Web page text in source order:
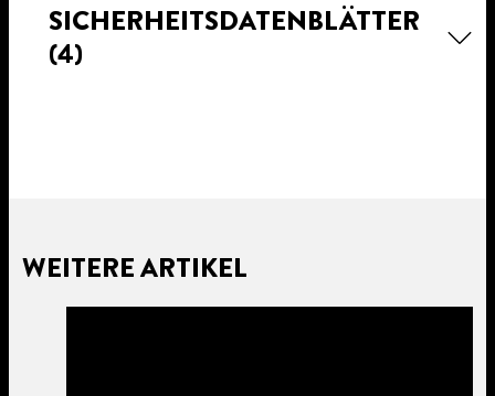
SICHERHEITSDATENBLÄTTER
(4)
WEITERE ARTIKEL